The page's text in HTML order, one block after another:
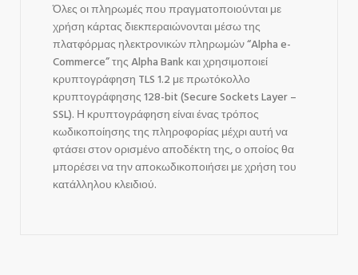
Όλες οι πληρωμές που πραγματοποιούνται με
χρήση κάρτας διεκπεραιώνονται μέσω της
πλατφόρμας ηλεκτρονικών πληρωμών “Alpha e-
Commerce” της Alpha Bank και χρησιμοποιεί
κρυπτογράφηση TLS 1.2 με πρωτόκολλο
κρυπτογράφησης 128-bit (Secure Sockets Layer –
SSL). Η κρυπτογράφηση είναι ένας τρόπος
κωδικοποίησης της πληροφορίας μέχρι αυτή να
φτάσει στον ορισμένο αποδέκτη της, ο οποίος θα
μπορέσει να την αποκωδικοποιήσει με χρήση του
κατάλληλου κλειδιού.